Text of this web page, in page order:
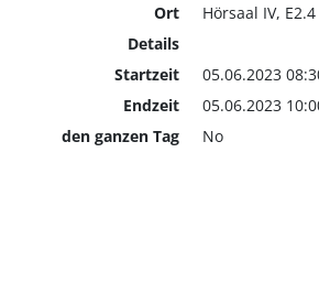
Ort
Hörsaal IV, E2.4
Details
Startzeit
05.06.2023
Endzeit
05.06.2023
den ganzen Tag
No